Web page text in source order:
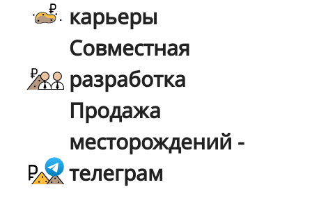
карьеры
Совместная
разработка
Продажа
месторождений -
телеграм